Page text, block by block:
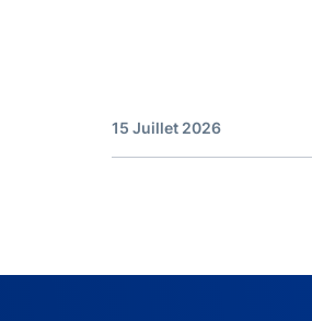
15 Juillet 2026